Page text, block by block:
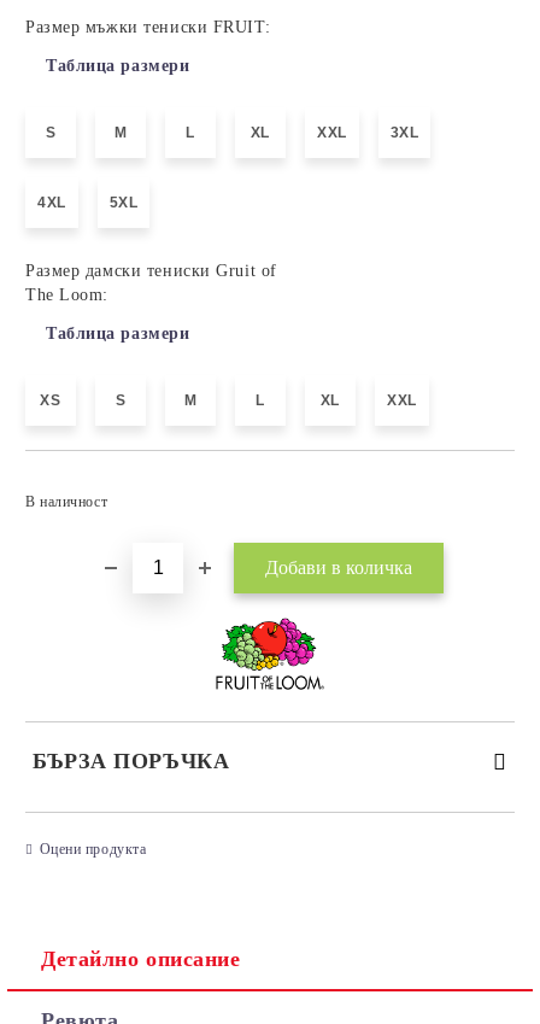
Размер мъжки тениски FRUIT:
Таблица размери
S M L XL XXL 3XL
4XL 5XL
Размер дамски тениски Gruit of
The Loom:
Таблица размери
XS S M L XL XXL
В наличност
БЪРЗА ПОРЪЧКА
Оцени продукта
Детайлно описание